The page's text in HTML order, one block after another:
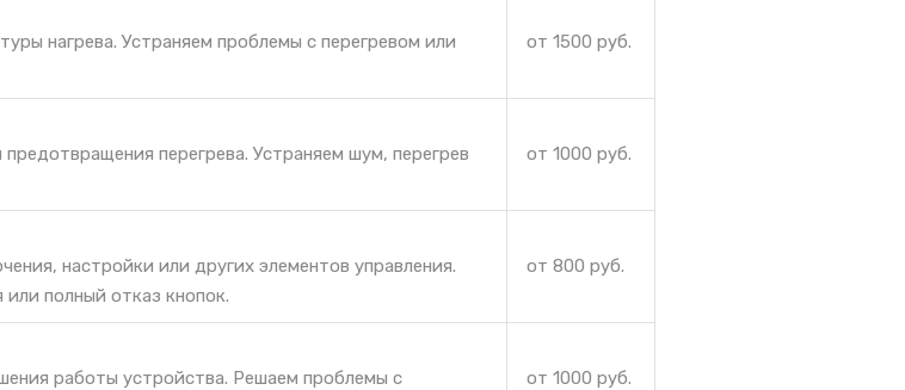
нагрева. Устраняем проблемы с перегревом или
от 1500 руб.
перегрева. Устраняем шум, перегрев
от 1000 руб.
настройки или других элементов управления.
полный отказ кнопок.
от 800 руб.
работы устройства. Решаем проблемы с
от 1000 руб.